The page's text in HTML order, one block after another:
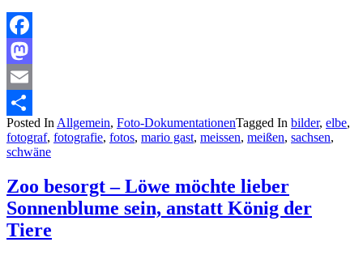
Facebook
Mastodon
Email
Teilen
Posted InAllgemein, Foto-DokumentationenTagged In bilder, elbe,
fotograf, fotografie, fotos, mario gast, meissen, meißen, sachsen,
schwäne
Zoo besorgt – Löwe möchte lieber
Sonnenblume sein, anstatt König der
Tiere